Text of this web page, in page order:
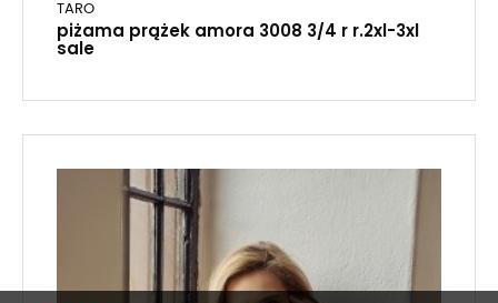
TARO
piżama prążek amora 3008 3/4 r r.2xl-3xl
sale